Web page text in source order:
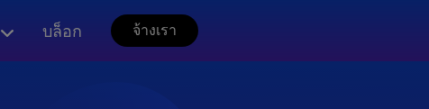
บล็อก จ้างเรา